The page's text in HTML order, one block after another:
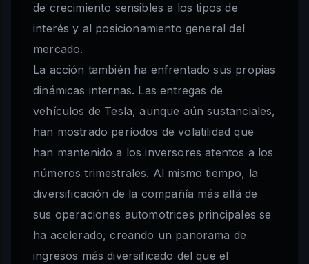
de crecimiento sensibles a los tipos de
interés y al posicionamiento general del
mercado.
La acción también ha enfrentado sus propias
dinámicas internas. Las entregas de
vehículos de Tesla, aunque aún sustanciales,
han mostrado períodos de volatilidad que
han mantenido a los inversores atentos a los
números trimestrales. Al mismo tiempo, la
diversificación de la compañía más allá de
sus operaciones automotrices principales se
ha acelerado, creando un panorama de
ingresos más diversificado del que el